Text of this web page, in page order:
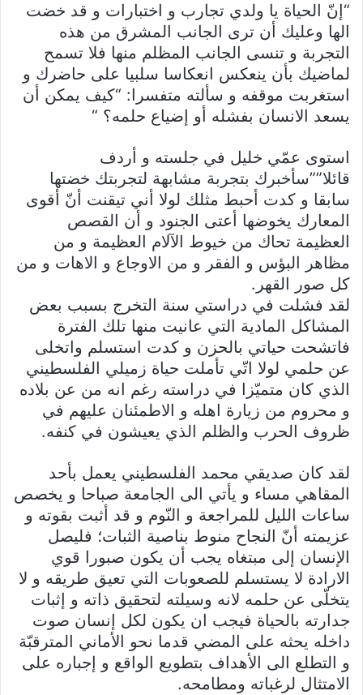
“إنّ الحياة يا ولدي تجارب و اختبارات و قد خضت
الها وعليك أن ترى الجانب المشرق من هذه
التجربة و تنسى الجانب المظلم منها فلا تسمح
لماضيك بأن ينعكس انعكاسا سلبيا على حاضرك و
استغربت موقفه و سألته متفسرا: “كيف يمكن أن
يسعد الانسان بفشله أو إضياع حلمه؟ “
استوى عمّي خليل في جلسته و أردف
قائلا””سأخبرك بتجربة مشابهة لتجربتك خضتها
سابقا و كدت أحبط مثلك لولا أني تيقنت أنّ أقوى
المعارك يخوضها أعتى الجنود و أن القصص
العظيمة تحاك من خيوط الآلام العظيمة و من
مظاهر البؤس و الفقر و من الاوجاع و الاهات و من
كل صور القهر.
لقد فشلت في دراستي سنة التخرج بسبب بعض
المشاكل المادية التي عانيت منها تلك الفترة
فاتشحت حياتي بالحزن و كدت استسلم واتخلى
عن حلمي لولا اتّي تأملت حياة زميلي الفلسطيني
الذي كان متميّزا في دراسته رغم انه من عن بلاده
و محروم من زيارة اهله و الاطمئنان عليهم في
ظروف الحرب والظلم الذي يعيشون في كنفه.
لقد كان صديقي محمد الفلسطيني يعمل بأحد
المقاهي مساء و يأتي الى الجامعة صباحا و يخصص
ساعات الليل للمراجعة و النّوم و قد أثبت بقوته و
عزيمته أنّ النجاح منوط بناصية الثبات؛ فليصل
الإنسان إلى مبتغاه يجب أن يكون صبورا قوي
الارادة لا يستسلم للصعوبات التي تعيق طريقه و لا
يتخلّى عن حلمه لانه وسيلته لتحقيق ذاته و إثبات
جدارته بالحياة فيجب ان يكون لكل إنسان صوت
داخله يحثه على المضي قدما نحو الأماني المترقبّة
و التطلع الى الأهداف بتطويع الواقع و إجباره على
الامتثال لرغباته ومطامحه.